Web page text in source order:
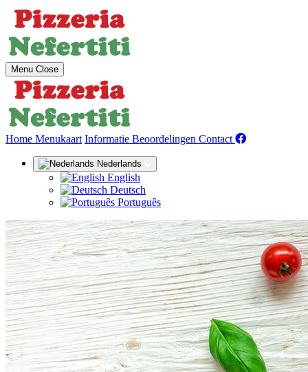
Menu Close
Home (huidige)
Menukaart Informatie Beoordelingen Contact
Nederlands
English
Deutsch
Português